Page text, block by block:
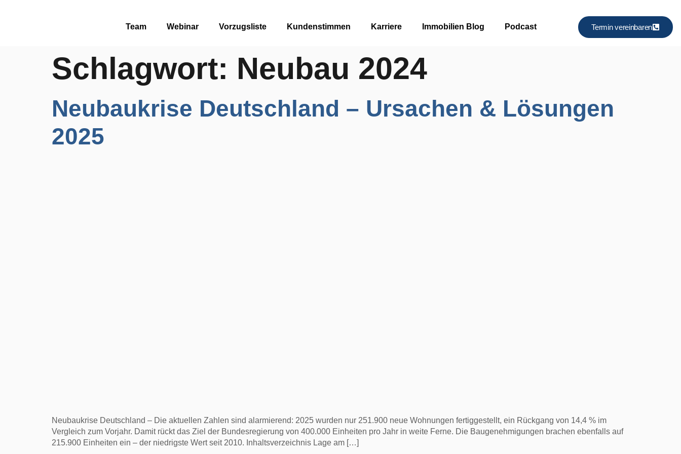
Team Webinar Vorzugsliste Kundenstimmen Karriere Immobilien Blog Podcast Termin vereinbaren
Schlagwort: Neubau 2024
Neubaukrise Deutschland – Ursachen & Lösungen
2025
Neubaukrise Deutschland – Die aktuellen Zahlen sind alarmierend: 2025 wurden nur 251.900 neue Wohnungen fertiggestellt, ein Rückgang von 14,4 % im
Vergleich zum Vorjahr. Damit rückt das Ziel der Bundesregierung von 400.000 Einheiten pro Jahr in weite Ferne. Die Baugenehmigungen brachen ebenfalls auf
215.900 Einheiten ein – der niedrigste Wert seit 2010. Inhaltsverzeichnis Lage am […]